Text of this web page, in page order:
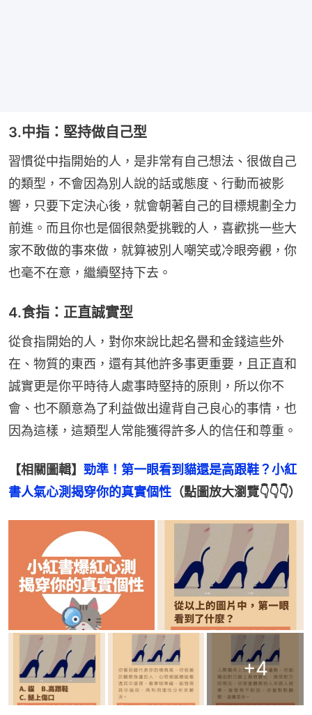
3.中指：堅持做自己型
習慣從中指開始的人，是非常有自己想法、很做自己
的類型，不會因為別人說的話或態度、行動而被影
響，只要下定決心後，就會朝著自己的目標規劃全力
前進。而且你也是個很熱愛挑戰的人，喜歡挑一些大
家不敢做的事來做，就算被別人嘲笑或冷眼旁觀，你
也毫不在意，繼續堅持下去。
4.食指：正直誠實型
從食指開始的人，對你來說比起名譽和金錢這些外
在、物質的東西，還有其他許多事更重要，且正直和
誠實更是你平時待人處事時堅持的原則，所以你不
會、也不願意為了利益做出違背自己良心的事情，也
因為這樣，這類型人常能獲得許多人的信任和尊重。
【相關圖輯】 勁準！第一眼看到貓還是高跟鞋？小紅
書人氣心測揭穿你的真實個性 （點圖放大瀏覽👇👇👇）
+4